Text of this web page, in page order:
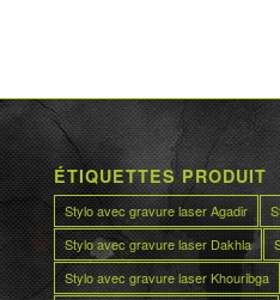
ÉTIQUETTES PRODUIT
Stylo avec gravure laser Agadir
Stylo avec gravure laser Dakhla
Stylo avec gravure laser Khouribga